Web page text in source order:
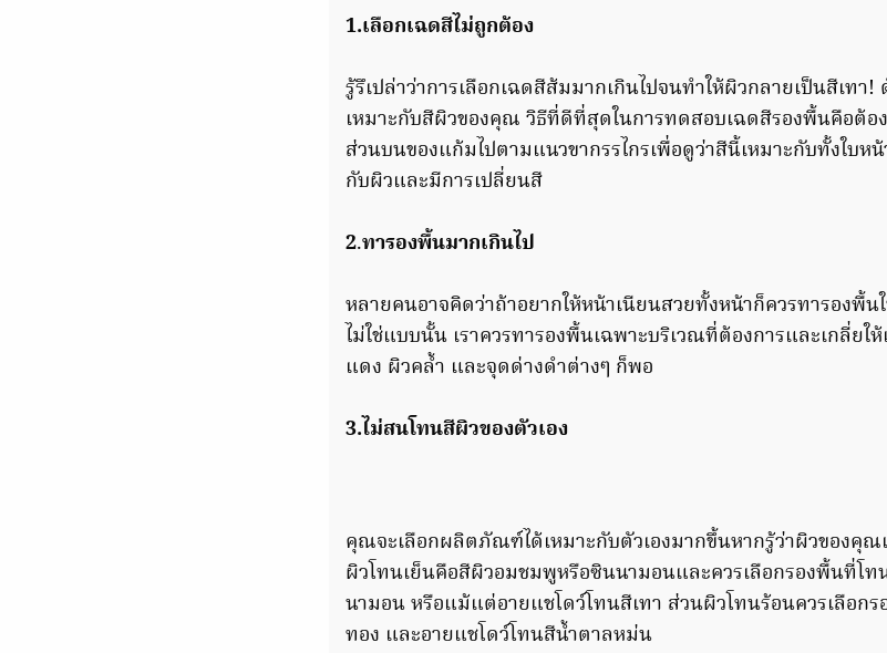
1.เลือกเฉดสีไม่ถูกต้อง
รู้รึเปล่าว่าการเลือกเฉดสีส้มมากเกินไปจนทำให้ผิวกลายเป็นสีเท
เหมาะกับสีผิวของคุณ วิธีที่ดีที่สุดในการทดสอบเฉดสีรองพื้นคือต้อ
ส่วนบนของแก้มไปตามแนวขากรรไกรเพื่อดูว่าสีนี้เหมาะกับทั้งใบห
กับผิวและมีการเปลี่ยนสี
2.ทารองพื้นมากเกินไป
หลายคนอาจคิดว่าถ้าอยากให้หน้าเนียนสวยทั้งหน้าก็ควรทารองพื้น
ไม่ใช่แบบนั้น เราควรทารองพื้นเฉพาะบริเวณที่ต้องการและเกลี่ยใ
แดง ผิวคล้ำ และจุดด่างดำต่างๆ ก็พอ
3.ไม่สนโทนสีผิวของตัวเอง
คุณจะเลือกผลิตภัณฑ์ได้เหมาะกับตัวเองมากขึ้นหากรู้ว่าผิวของคุ
ผิวโทนเย็นคือสีผิวอมชมพูหรือซินนามอนและควรเลือกรองพื้นที่โท
นามอน หรือแม้แต่อายแชโดว์โทนสีเทา ส่วนผิวโทนร้อนควรเลือก
ทอง และอายแชโดว์โทนสีน้ำตาลหม่น